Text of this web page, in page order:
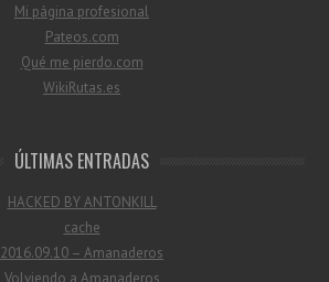
Mi página profesional
Pateos.com
Qué me pierdo.com
WikiRutas.es
ÚLTIMAS ENTRADAS
HACKED BY ANTONKILL
cache
2016.09.10 – Amanaderos
Volviendo a Amanaderos